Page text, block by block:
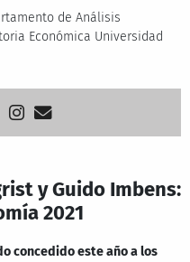
de Análisis
Económica Universidad
y Guido Imbens:
2021
concedido este año a los